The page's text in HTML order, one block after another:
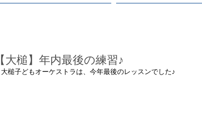
【大槌】年内最後の練習♪
槌子どもオーケストラは、今年最後のレッスンでした♪